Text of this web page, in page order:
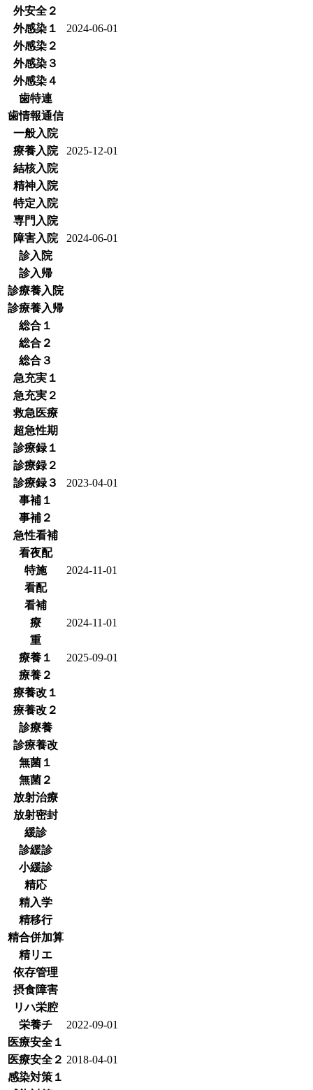
外安全２
外感染１
2024-06-01
外感染２
外感染３
外感染４
歯特連
歯情報通信
一般入院
療養入院
2025-12-01
結核入院
精神入院
特定入院
専門入院
障害入院
2024-06-01
診入院
診入帰
診療養入院
診療養入帰
総合１
総合２
総合３
急充実１
急充実２
救急医療
超急性期
診療録１
診療録２
診療録３
2023-04-01
事補１
事補２
急性看補
看夜配
特施
2024-11-01
看配
看補
療
2024-11-01
重
療養１
2025-09-01
療養２
療養改１
療養改２
診療養
診療養改
無菌１
無菌２
放射治療
放射密封
緩診
診緩診
小緩診
精応
精入学
精移行
精合併加算
精リエ
依存管理
摂食障害
リハ栄腔
栄養チ
2022-09-01
医療安全１
医療安全２ 2018-04-01
感染対策１